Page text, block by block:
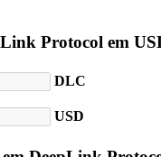
Protocol em
DLC
USD